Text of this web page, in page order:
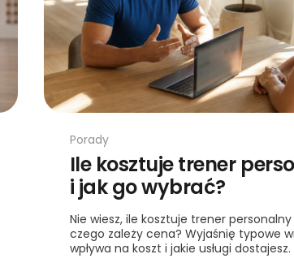
Porady
Ile kosztuje trener
i jak go wybrać?
Nie wiesz, ile kosztuje trener personalny
czego zależy cena? Wyjaśnię typowe
wpływa na koszt i jakie usługi